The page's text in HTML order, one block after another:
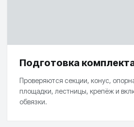
Подготовка
Проверяются секции, конус,
площадки, лестницы, крепёж и
обвязки.